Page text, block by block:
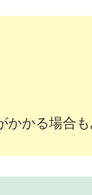
かる場合も